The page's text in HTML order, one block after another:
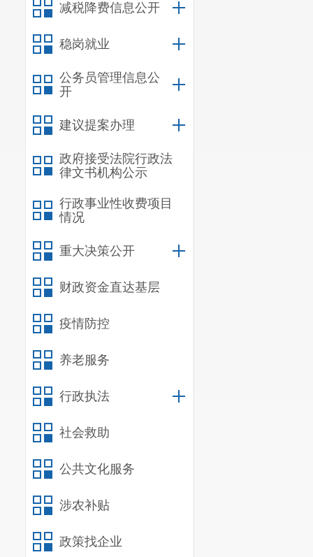
减税降费信息公开
稳岗就业
公务员管理信息公
开
建议提案办理
政府接受法院行政法
律文书机构公示
行政事业性收费项目
情况
重大决策公开
财政资金直达基层
疫情防控
养老服务
行政执法
社会救助
公共文化服务
涉农补贴
政策找企业